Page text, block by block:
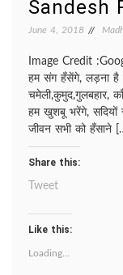
Sandesh
June 4, 2018
Image Credit
हम संग हँसेंगे, लड़ना है
चमेली,कुमुद,गुलबहार,
हम खुशबू भरेंगे, सदियों
जीवन सभी को हँसाने
Share this:
Tweet
Like this:
Loading...